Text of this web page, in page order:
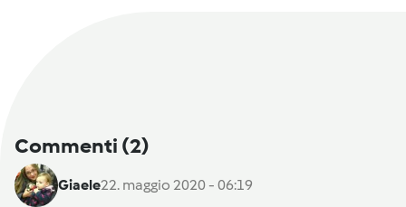
Commenti (2)
Giaele22. maggio 2020 - 06:19